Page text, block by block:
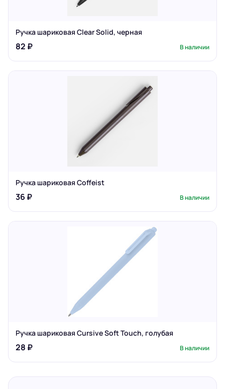
Ручка шариковая Clear Solid, черная
82 ₽ В наличии
Ручка шариковая Coffeist
36 ₽ В наличии
Ручка шариковая Cursive Soft Touch, голубая
28 ₽ В наличии